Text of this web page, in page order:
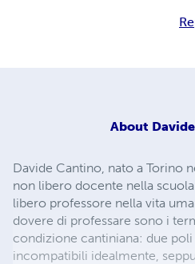
About
Davide Cantino, nato a Torino
non libero docente nella
libero professore nella vita
dovere di professare sono i
condizione cantiniana: due
incompatibili idealmente,